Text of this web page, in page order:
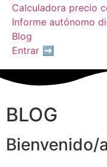
Calculadora precio
Informe autónomo
Blog
Entrar ➡️
BLOG
Bienvenido/